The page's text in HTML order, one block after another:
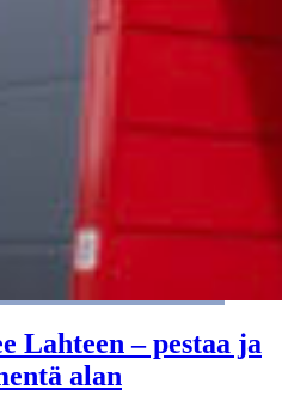
Lahteen – pestaa ja
alan